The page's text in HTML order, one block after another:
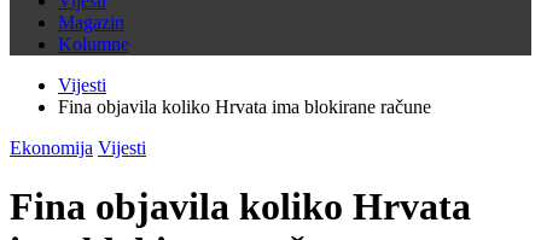
Magazin
Kolumne
Vijesti
Fina objavila koliko Hrvata ima blokirane račune
Ekonomija Vijesti
Fina objavila koliko Hrvata